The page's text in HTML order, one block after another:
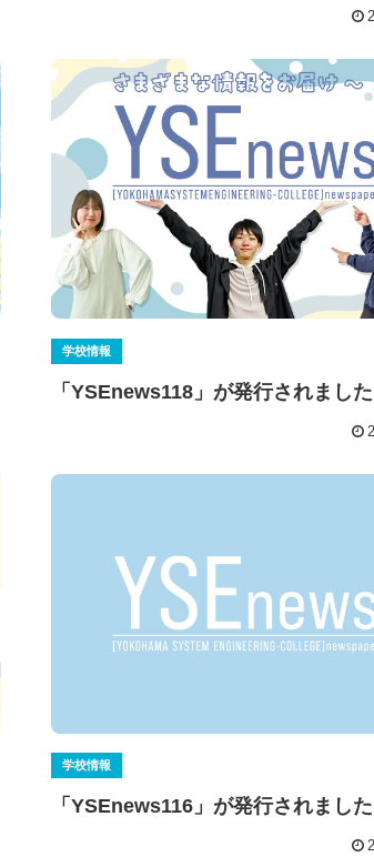
学校情報
「YSEnews118」が発行されました
学校情報
「YSEnews116」が発行されました